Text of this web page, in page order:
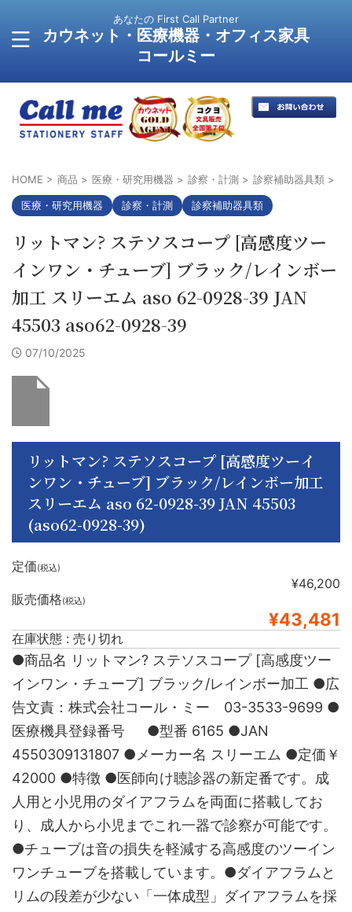
あなたの First Call Partner
カウネット・医療機器・オフィス家具
コールミー
HOME > 商品 > 医療・研究用機器 > 診察・計測 > 診察補助器具類 >
医療・研究用機器 診察・計測 診察補助器具類
リットマン? ステソスコープ [高感度ツー
インワン・チューブ] ブラック/レインボー
加工 スリーエム aso 62-0928-39 JAN
45503 aso62-0928-39
07/10/2025
リットマン? ステソスコープ [高感度ツーイ
ンワン・チューブ] ブラック/レインボー加工
スリーエム aso 62-0928-39 JAN 45503
(aso62-0928-39)
定価(税込)
¥46,200
販売価格(税込)
¥43,481
在庫状態 : 売り切れ
●商品名 リットマン? ステソスコープ [高感度ツー
インワン・チューブ] ブラック/レインボー加工 ●広
告文責：株式会社コール・ミー 03-3533-9699 ●
医療機具登録番号 ●型番 6165 ●JAN
4550309131807 ●メーカー名 スリーエム ●定価￥
42000 ●特徴 ●医師向け聴診器の新定番です。成
人用と小児用のダイアフラムを両面に搭載してお
り、成人から小児までこれ一器で診察が可能です。
●チューブは音の損失を軽減する高感度のツーイン
ワンチューブを搭載しています。●ダイアフラムと
リムの段差が少ない「一体成型」ダイアフラムを採